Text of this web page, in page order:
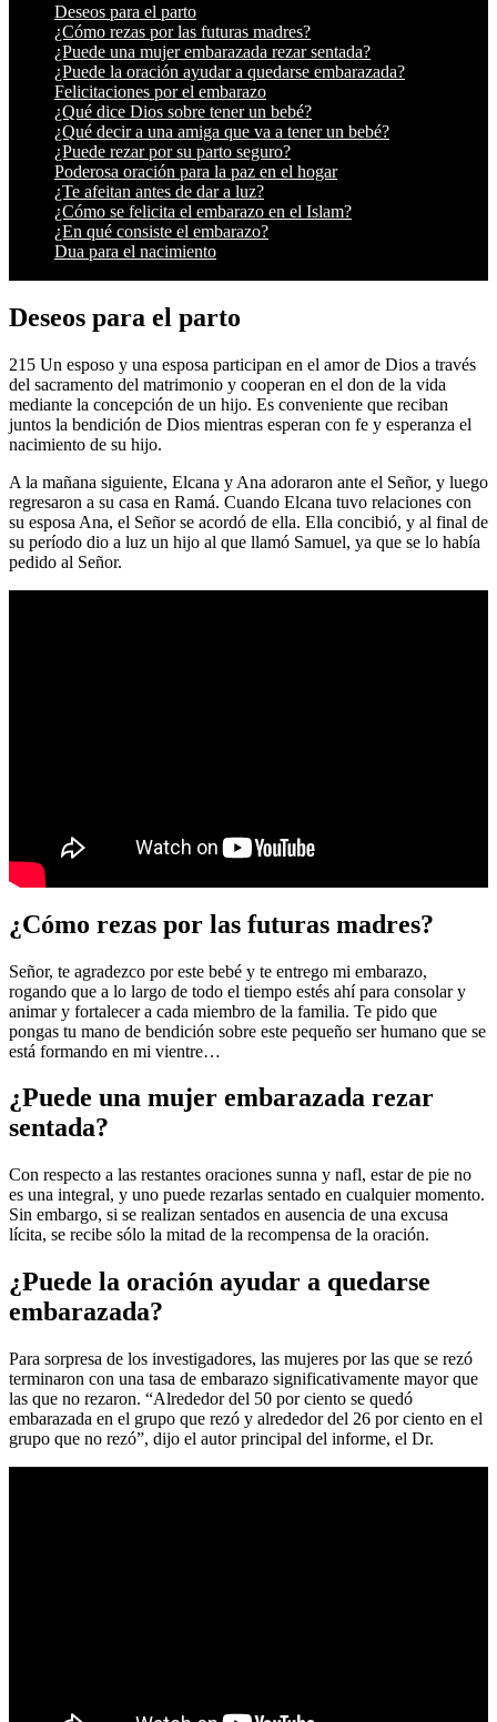
Deseos para el parto
¿Cómo rezas por las futuras madres?
¿Puede una mujer embarazada rezar sentada?
¿Puede la oración ayudar a quedarse embarazada?
Felicitaciones por el embarazo
¿Qué dice Dios sobre tener un bebé?
¿Qué decir a una amiga que va a tener un bebé?
¿Puede rezar por su parto seguro?
Poderosa oración para la paz en el hogar
¿Te afeitan antes de dar a luz?
¿Cómo se felicita el embarazo en el Islam?
¿En qué consiste el embarazo?
Dua para el nacimiento
Deseos para el parto
215 Un esposo y una esposa participan en el amor de Dios a través
del sacramento del matrimonio y cooperan en el don de la vida
mediante la concepción de un hijo. Es conveniente que reciban
juntos la bendición de Dios mientras esperan con fe y esperanza el
nacimiento de su hijo.
A la mañana siguiente, Elcana y Ana adoraron ante el Señor, y luego
regresaron a su casa en Ramá. Cuando Elcana tuvo relaciones con
su esposa Ana, el Señor se acordó de ella. Ella concibió, y al final de
su período dio a luz un hijo al que llamó Samuel, ya que se lo había
pedido al Señor.
¿Cómo rezas por las futuras madres?
Señor, te agradezco por este bebé y te entrego mi embarazo,
rogando que a lo largo de todo el tiempo estés ahí para consolar y
animar y fortalecer a cada miembro de la familia. Te pido que
pongas tu mano de bendición sobre este pequeño ser humano que se
está formando en mi vientre…
¿Puede una mujer embarazada rezar
sentada?
Con respecto a las restantes oraciones sunna y nafl, estar de pie no
es una integral, y uno puede rezarlas sentado en cualquier momento.
Sin embargo, si se realizan sentados en ausencia de una excusa
lícita, se recibe sólo la mitad de la recompensa de la oración.
¿Puede la oración ayudar a quedarse
embarazada?
Para sorpresa de los investigadores, las mujeres por las que se rezó
terminaron con una tasa de embarazo significativamente mayor que
las que no rezaron. “Alrededor del 50 por ciento se quedó
embarazada en el grupo que rezó y alrededor del 26 por ciento en el
grupo que no rezó”, dijo el autor principal del informe, el Dr.